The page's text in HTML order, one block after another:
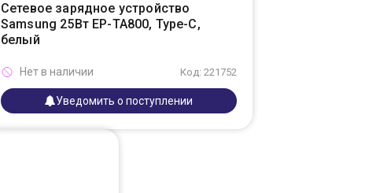
Сетевое зарядное устройство
Samsung 25Вт EP-TA800, Type-C,
белый
Код: 221752
Нет в наличии
Уведомить о поступлении